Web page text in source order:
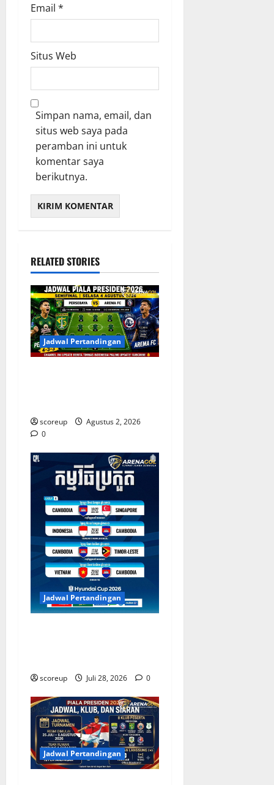
Email *
Situs Web
Simpan nama, email, dan
situs web saya pada
peramban ini untuk
komentar saya
berikutnya.
RELATED STORIES
Jadwal Pertandingan
scoreup
Agustus 2, 2026
0
Jadwal Pertandingan
scoreup Juli 28, 2026 0
Jadwal Pertandingan